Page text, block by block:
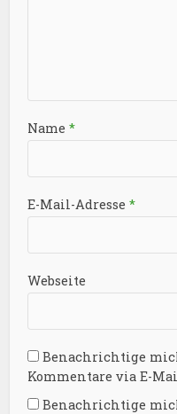
Name*
E-Mail-Adresse*
Webseite
Benachrichtige
Kommentare via E-
Benachrichtige